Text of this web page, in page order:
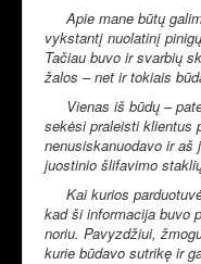
Apie mane būtų
vykstantį nuolatinį
Tačiau buvo ir svarbių
žalos – net ir tokiais
Vienas iš būdų –
sekėsi praleisti klientus
nenusiskanuodavo ir
juostinio šlifavimo
Kai kurios
kad ši informacija buvo
noriu. Pavyzdžiui,
kurie būdavo sutrikę ir